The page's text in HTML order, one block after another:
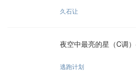
久石让
夜空中最亮的星（C调
逃跑计划